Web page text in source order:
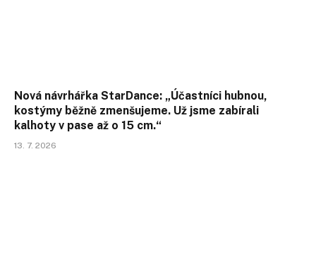
Nová návrhářka StarDance: „Účastníci hubnou,
kostýmy běžně zmenšujeme. Už jsme zabírali
kalhoty v pase až o 15 cm.“
13. 7. 2026